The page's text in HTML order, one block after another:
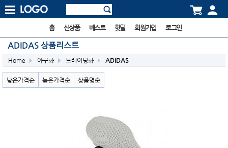
홈 신상품 베스트 핫딜 회원가입 로그인
ADIDAS 상품리스트
Home 야구화 트레이닝화 ADIDAS
낮은가격순 높은가격순 상품명순